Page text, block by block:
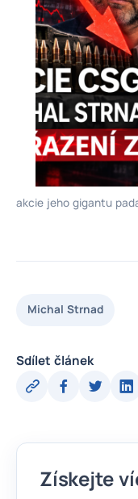
akcie jeho gigantu
Michal Strnad
Sdílet článek
Získejte